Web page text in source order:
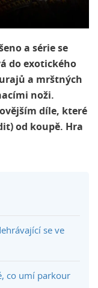
a série se
do exotického
a mrštných
noži.
díle, které
od koupě. Hra
se ve
co umí parkour